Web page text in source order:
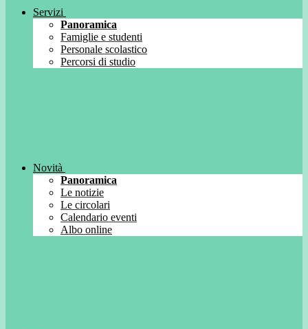
Servizi
Panoramica
Famiglie e studenti
Personale scolastico
Percorsi di studio
Novità
Panoramica
Le notizie
Le circolari
Calendario eventi
Albo online